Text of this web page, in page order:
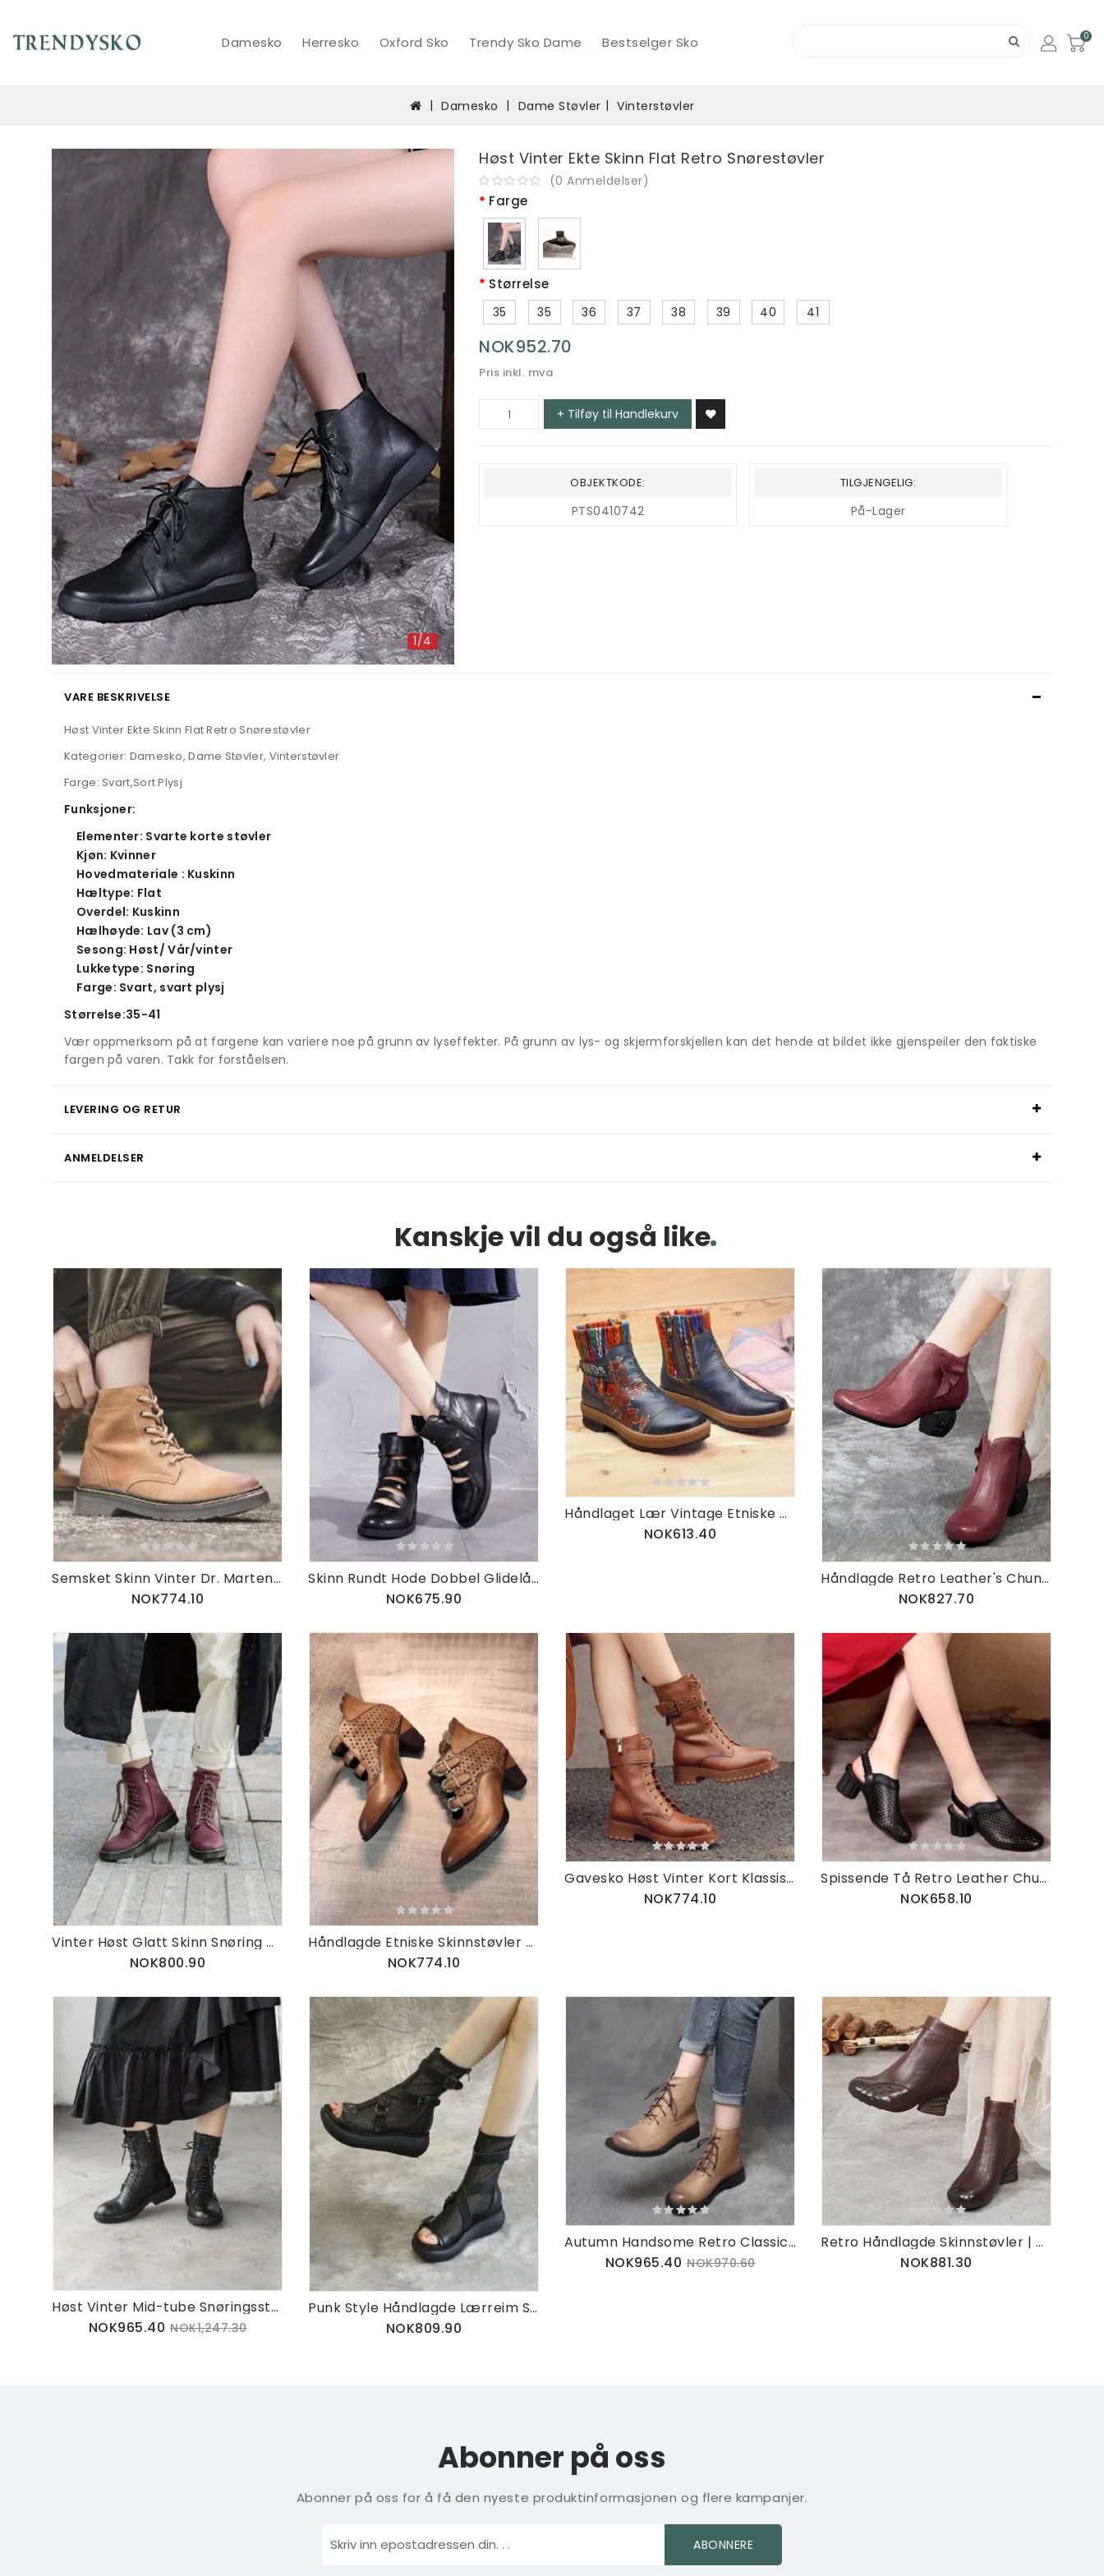
Damesko Herresko Oxford Sko Trendy Sko Dame Bestselger Sko 0
Damesko Dame Støvler Vinterstøvler
1/4
Høst Vinter Ekte Skinn Flat Retro Snørestøvler
(0 Anmeldelser)
Farge
Størrelse
35 35 36 37 38 39 40 41
NOK952.70
Pris inkl. mva
+ Tilføy til Handlekurv
OBJEKTKODE:
PTS0410742
TILGJENGELIG:
På-Lager
VARE BESKRIVELSE
Høst Vinter Ekte Skinn Flat Retro Snørestøvler
Kategorier: Damesko, Dame Støvler, Vinterstøvler
Farge: Svart,Sort Plysj
Funksjoner:
Elementer: Svarte korte støvler
Kjøn: Kvinner
Hovedmateriale : Kuskinn
Hæltype: Flat
Overdel: Kuskinn
Hælhøyde: Lav (3 cm)
Sesong: Høst/ Vår/vinter
Lukketype: Snøring
Farge: Svart, svart plysj
Størrelse:35-41
Vær oppmerksom på at fargene kan variere noe på grunn av lyseffekter. På grunn av lys- og skjermforskjellen kan det hende at bildet ikke gjenspeiler den faktiske
fargen på varen. Takk for forståelsen.
LEVERING OG RETUR
ANMELDELSER
Kanskje vil du også like
Semsket Skinn Vinter Dr. Marten Støvler For Kvinner
NOK774.10
Skinn Rundt Hode Dobbel Glidelås Sommer Short Boots
NOK675.90
Håndlaget Lær Vintage Etniske Vinterstøvler For Kvinner 36-42
NOK613.40
Håndlagde Retro Leather's Chunky Booties
NOK827.70
Vinter Høst Glatt Skinn Snøring Dr Marten Boots
NOK800.90
Håndlagde Etniske Skinnstøvler Med Spisse Tå
NOK774.10
Gavesko Høst Vinter Kort Klassisk Mote Martin Støvler
NOK774.10
Spissende Tå Retro Leather Chunky Sko
NOK658.10
Høst Vinter Mid-tube Snøringsstøvler For Kvinner
NOK965.40 NOK1,247.30
Punk Style Håndlagde Lærreim Sommerstøvler
NOK809.90
Autumn Handsome Retro Classic Short Martin Boots
NOK965.40 NOK970.60
Retro Håndlagde Skinnstøvler | Gave Sko
NOK881.30
Abonner på oss
Abonner på oss for å få den nyeste produktinformasjonen og flere kampanjer.
ABONNERE